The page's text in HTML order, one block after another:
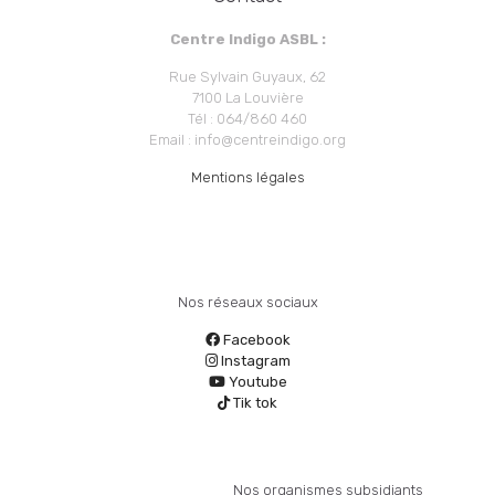
Centre Indigo ASBL :
Rue Sylvain Guyaux, 62
7100 La Louvière
Tél : 064/860 460
Email : info@centreindigo.org
Mentions légales
Nos réseaux sociaux
Facebook
Instagram
Youtube
Tik tok
Nos organismes subsidiants